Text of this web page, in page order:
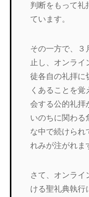
判断をもって礼
ています。
その一方で、３
止し、オンラ
徒各自の礼拝に
くあることを
会する公的礼拝
いのちに関わる
な中で続けられ
れみが注がれま
さて、オンライ
ける聖礼典執行